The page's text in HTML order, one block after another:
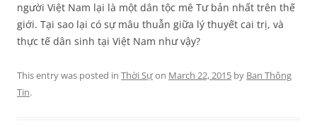
người Việt Nam lại là một dân tộc mê Tư bản nhất trên thế
giới. Tại sao lại có sự mâu thuẫn giữa lý thuyết cai trị, và
thực tế dân sinh tại Việt Nam như vậy?
This entry was posted in Thời Sựon March 22, 2015 by Ban Thông
Tin.